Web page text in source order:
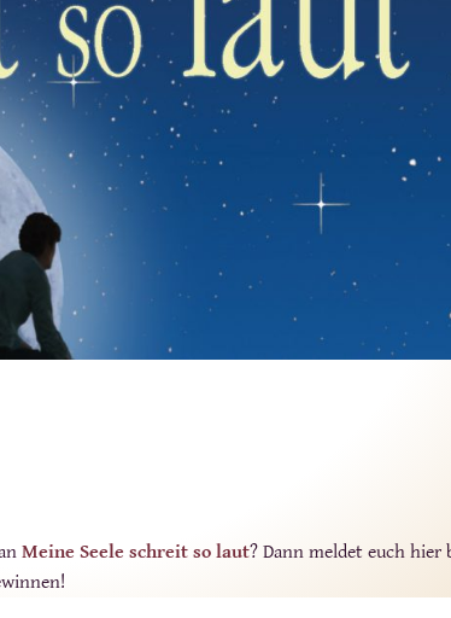
Meine Seele schreit so laut? Dann meldet euch hier